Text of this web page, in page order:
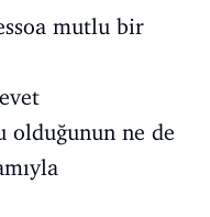
mutlu bir
olduğunun ne de